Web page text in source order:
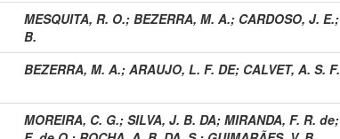
MESQUITA, R. O.; BEZERRA, M. A.; CARDOSO, J. E.;
B.
BEZERRA, M. A.; ARAUJO, L. F. DE; CALVET, A. S. F.
MOREIRA, C. G.; SILVA, J. B. DA; MIRANDA, F. R. de;